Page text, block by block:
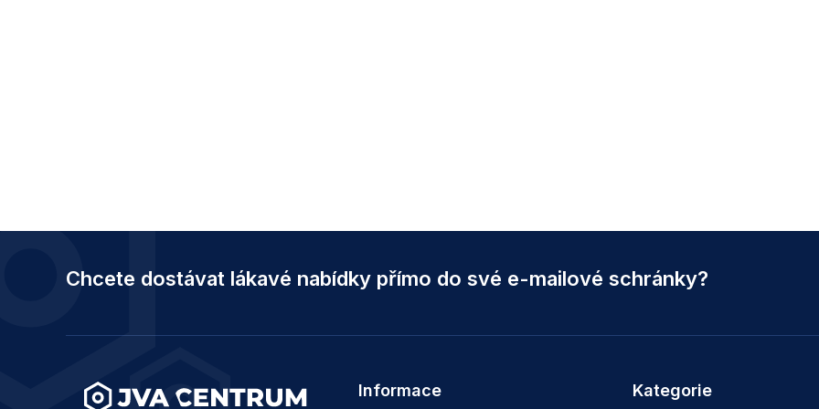
Chcete dostávat lákavé nabídky přímo do své e-mailové schránky?
Informace Kategorie